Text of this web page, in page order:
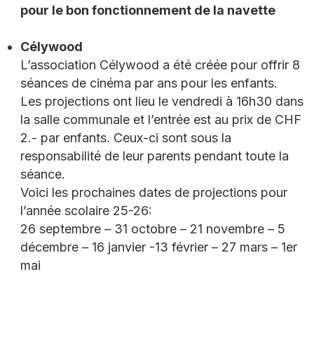
pour le bon fonctionnement de la navette
Célywood
L’association Célywood a été créée pour offrir 8
séances de cinéma par ans pour les enfants.
Les projections ont lieu le vendredi à 16h30 dans
la salle communale et l’entrée est au prix de CHF
2.- par enfants. Ceux-ci sont sous la
responsabilité de leur parents pendant toute la
séance.
Voici les prochaines dates de projections pour
l’année scolaire 25-26:
26 septembre – 31 octobre – 21 novembre – 5
décembre – 16 janvier -13 février – 27 mars – 1er
mai